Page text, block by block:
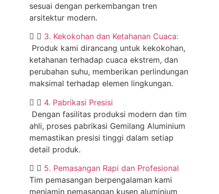
sesuai dengan perkembangan tren
arsitektur modern.
3. Kekokohan dan Ketahanan Cuaca:
Produk kami dirancang untuk kekokohan,
ketahanan terhadap cuaca ekstrem, dan
perubahan suhu, memberikan perlindungan
maksimal terhadap elemen lingkungan.
4. Pabrikasi Presisi
Dengan fasilitas produksi modern dan tim
ahli, proses pabrikasi Gemilang Aluminium
memastikan presisi tinggi dalam setiap
detail produk.
5. Pemasangan Rapi dan Profesional
Tim pemasangan berpengalaman kami
menjamin pemasangan kusen aluminium